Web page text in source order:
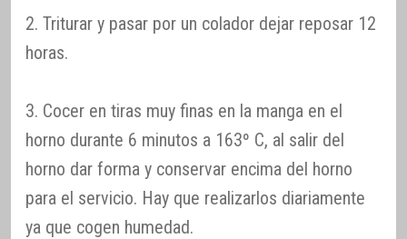
2. Triturar y pasar por un colador dejar reposar 12
horas.
3. Cocer en tiras muy finas en la manga en el
horno durante 6 minutos a 163º C, al salir del
horno dar forma y conservar encima del horno
para el servicio. Hay que realizarlos diariamente
ya que cogen humedad.